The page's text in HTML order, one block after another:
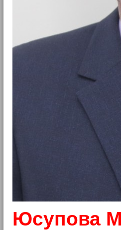
Юсупова